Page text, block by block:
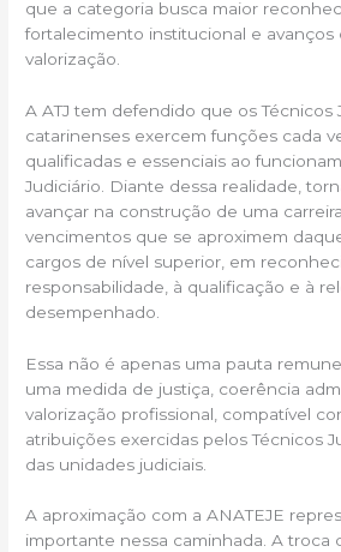
que a categoria busca maior
fortalecimento institucional e avanços
valorização.
A ATJ tem defendido que os Técnicos
catarinenses exercem funções cada
qualificadas e essenciais ao
Judiciário. Diante dessa realidade,
avançar na construção de uma
vencimentos que se aproximem
cargos de nível superior, em
responsabilidade, à qualificação e à
desempenhado.
Essa não é apenas uma pauta
uma medida de justiça, coerência
valorização profissional, compatível
atribuições exercidas pelos Técnicos
das unidades judiciais.
A aproximação com a ANATEJE
importante nessa caminhada. A troca